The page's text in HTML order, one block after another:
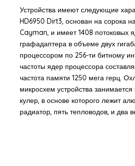
Устройства имеют следующие
HD6950 Dirt3, основан на сорока
Cayman, и имеет 1408 потоковых
графадаптера в объеме двух
процессором по 256-ти битному
частоты ядер процессора
частота памяти 1250 мега герц.
микросхем устройства
кулер, в основе которого лежит
радиатор, пять тепловодов, и два